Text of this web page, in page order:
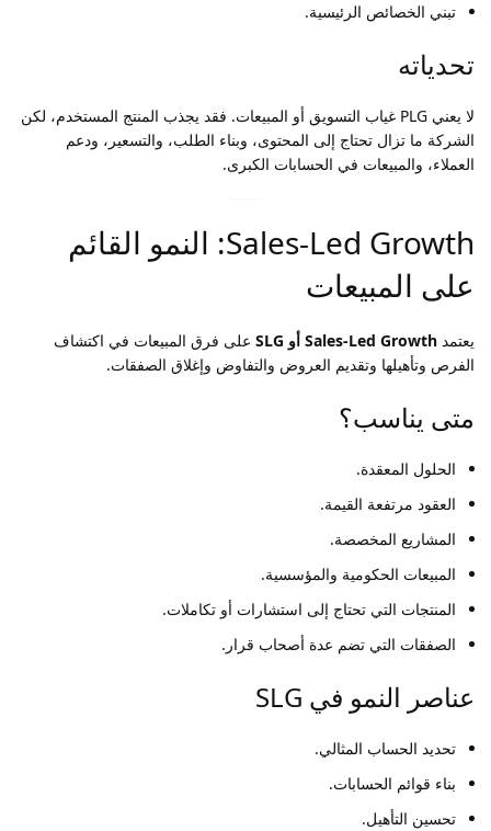
تبني الخصائص الرئيسية.
تحدياته
لا يعني PLG غياب التسويق أو المبيعات. فقد يجذب المنتج المستخدم، لكن
الشركة ما تزال تحتاج إلى المحتوى، وبناء الطلب، والتسعير، ودعم
العملاء، والمبيعات في الحسابات الكبرى.
Sales-Led Growth: النمو القائم
على المبيعات
يعتمد Sales-Led Growth أو SLG
على فرق المبيعات في اكتشاف
الفرص وتأهيلها وتقديم العروض والتفاوض وإغلاق الصفقات.
متى يناسب؟
الحلول المعقدة.
العقود مرتفعة القيمة.
المشاريع المخصصة.
المبيعات الحكومية والمؤسسية.
المنتجات التي تحتاج إلى استشارات أو تكاملات.
الصفقات التي تضم عدة أصحاب قرار.
عناصر النمو في SLG
تحديد الحساب المثالي.
بناء قوائم الحسابات.
تحسين التأهيل.